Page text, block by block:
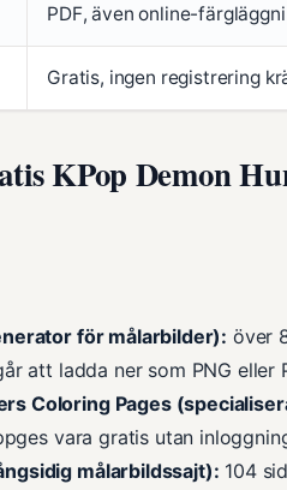
PDF, även online-
Gratis, ingen registrering
KPop Demon
för målarbilder): över
att ladda ner som PNG eller
Coloring Pages
vara gratis utan
målarbildssajt): 104